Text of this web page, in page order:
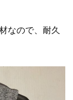
なので、耐久